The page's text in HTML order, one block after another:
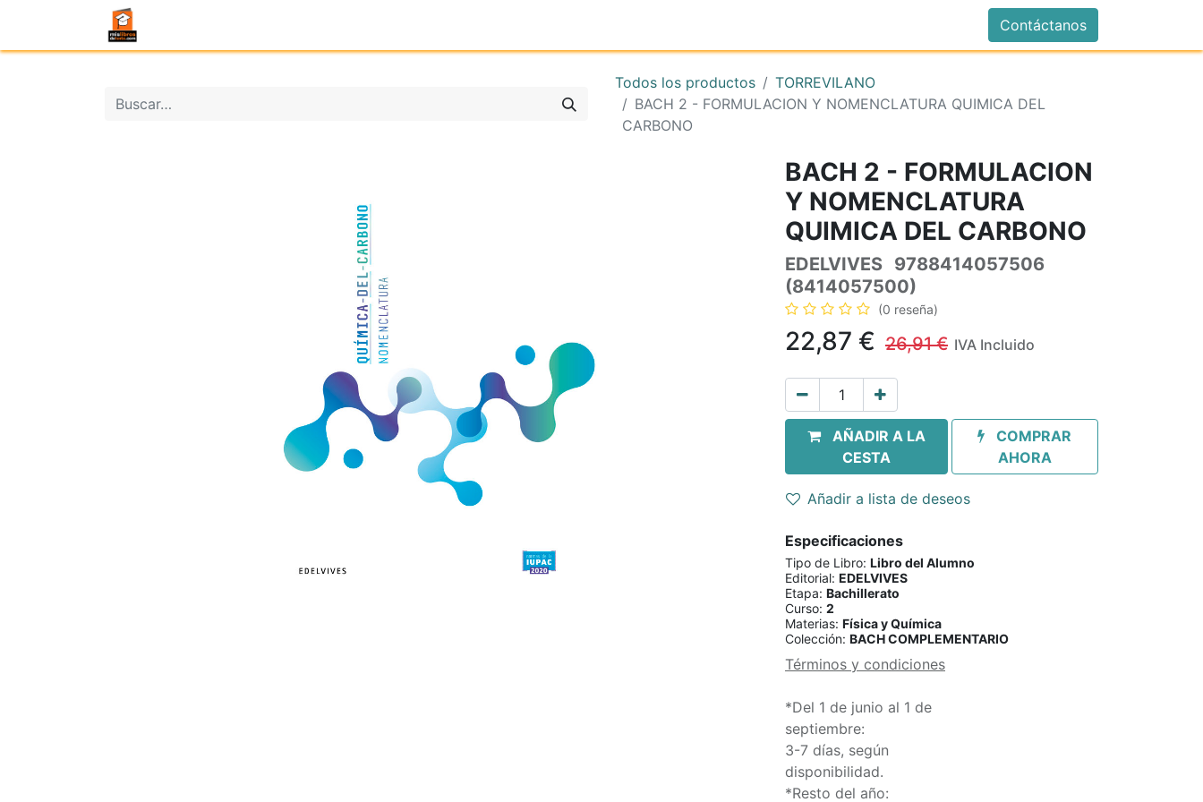
Contáctanos
Todos los productos
TORREVILANO
BACH 2 - FORMULACION Y NOMENCLATURA QUIMICA DEL
CARBONO
BACH 2 - FORMULACION
Y NOMENCLATURA
QUIMICA DEL CARBONO
EDELVIVES 9788414057506
(8414057500)
(0 reseña)
22,87 € 26,91€ IVA Incluido
AÑADIR A LA
CESTA
COMPRAR
AHORA
Añadir a lista de deseos
Especificaciones
Tipo de Libro: Libro del Alumno
Editorial: EDELVIVES
Etapa: Bachillerato
Curso: 2
Materias: Física y Química
Colección: BACH COMPLEMENTARIO
Términos y condiciones
*Del 1 de junio al 1 de
septiembre:
3-7 días, según
disponibilidad.
*Resto del año: